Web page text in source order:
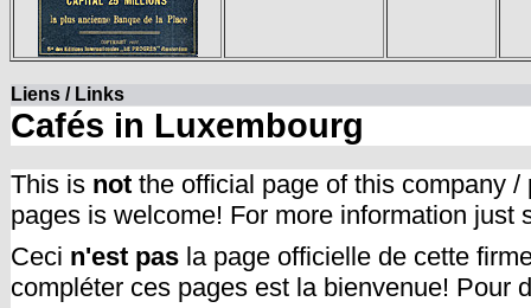
Liens / Links
Cafés in Luxembourg
This is not the official page of this company
pages is welcome! For more information just
Ceci n'est pas la page officielle de cette
compléter ces pages est la bienvenue! Pour